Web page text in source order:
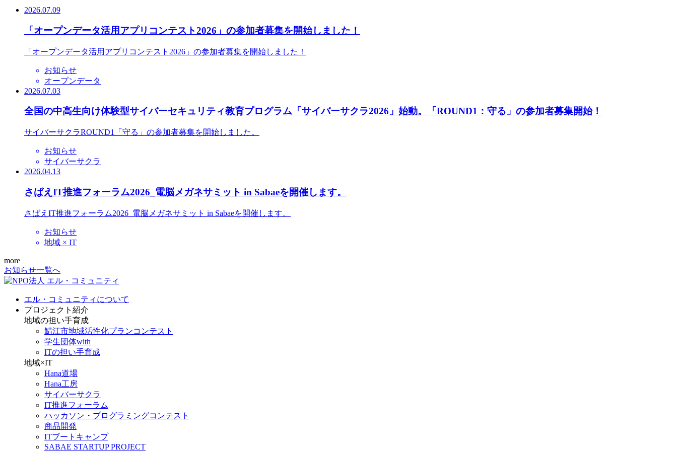
2026.07.09
「オープンデータ活用アプリコンテスト2026」の参加者募集を開始しました！
「オープンデータ活用アプリコンテスト2026」の参加者募集を開始しました！
お知らせ
オープンデータ
2026.07.03
全国の中高生向け体験型サイバーセキュリティ教育プログラム「サイバーサクラ2026」始動。「ROUND1：守る」の参加者募集開始！
サイバーサクラROUND1「守る」の参加者募集を開始しました。
お知らせ
サイバーサクラ
2026.04.13
さばえIT推進フォーラム2026_電脳メガネサミット in Sabaeを開催します。
さばえIT推進フォーラム2026_電脳メガネサミット in Sabaeを開催します。
お知らせ
地域 × IT
more
お知らせ一覧へ
エル・コミュニティについて
プロジェクト紹介
地域の担い手育成
鯖江市地域活性化プランコンテスト
学生団体with
ITの担い手育成
地域×IT
Hana道場
Hana工房
サイバーサクラ
IT推進フォーラム
ハッカソン・プログラミングコンテスト
商品開発
ITブートキャンプ
SABAE STARTUP PROJECT